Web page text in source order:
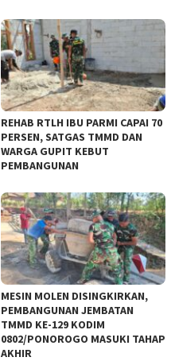
REHAB RTLH IBU PARMI CAPAI 70
PERSEN, SATGAS TMMD DAN
WARGA GUPIT KEBUT
PEMBANGUNAN
MESIN MOLEN DISINGKIRKAN,
PEMBANGUNAN JEMBATAN
TMMD KE-129 KODIM
0802/PONOROGO MASUKI TAHAP
AKHIR